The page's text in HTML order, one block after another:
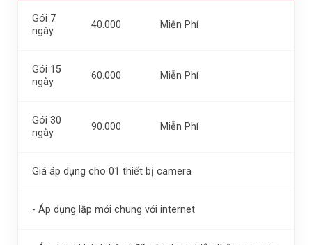
Gói 7
ngày
40.000 Miễn Phí
Gói 15
ngày
60.000 Miễn Phí
Gói 30
ngày
90.000 Miễn Phí
Giá áp dụng cho 01 thiết bị camera
- Áp dụng lắp mới chung với internet